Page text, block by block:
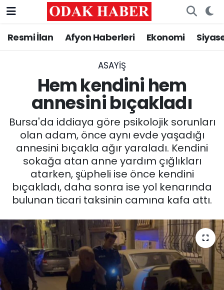
Resmi İlan Afyon Haberleri Ekonomi
ASAYİŞ
Hem kendini hem
annesini bıçakladı
Bursa'da iddiaya göre psikolojik sorunları
olan adam, önce aynı evde yaşadığı
annesini bıçakla ağır yaraladı. Kendini
sokağa atan anne yardım çığlıkları
atarken, şüpheli ise önce kendini
bıçakladı, daha sonra ise yol kenarında
bulunan ticari taksinin camına kafa attı.
AFYONKARAHİSAR HABERLERİ
ASAYİŞ
GÜNCEL
SİYASET
EĞİTİM
MAGAZİN
SAĞLIK
SPOR
11:11 MANŞET
Nöbetçi Eczaneler
Trafik Durumu
Süper Lig Puan Durumu ve Fikstür
Tüm Manşetler
Son Dakika Haberleri
Haber Arşivi